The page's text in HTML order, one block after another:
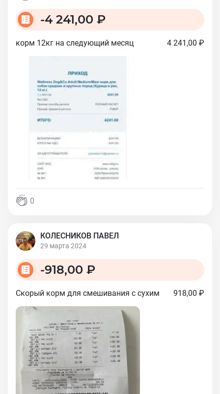
-4 241,00 ₽
корм 12кг на следующий месяц 4 241,00 ₽
0
КОЛЕСНИКОВ ПАВЕЛ
29 марта 2024
-918,00 ₽
Скорый корм для смешивания с сухим 918,00 ₽